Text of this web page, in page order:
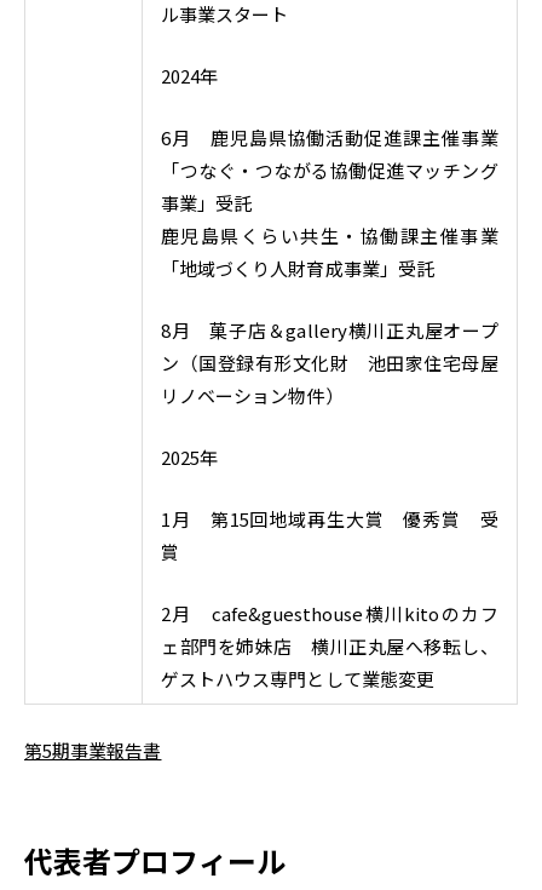
ル事業スタート
2024年
6月 鹿児島県協働活動促進課主催事業
「つなぐ・つながる協働促進マッチング
事業」受託
鹿児島県くらい共生・協働課主催事業
「地域づくり人財育成事業」受託
8月 菓子店＆gallery横川正丸屋オープ
ン（国登録有形文化財 池田家住宅母屋
リノベーション物件）
2025年
1月 第15回地域再生大賞 優秀賞 受
賞
2月 cafe&guesthouse横川kitoのカフ
ェ部門を姉妹店 横川正丸屋へ移転し、
ゲストハウス専門として業態変更
第5期事業報告書
代表者プロフィール